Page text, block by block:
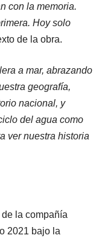
con la memoria.
Hoy solo
de la obra.
a mar, abrazando
geografía,
nacional, y
del agua como
ver nuestra historia
la compañía
2021 bajo la